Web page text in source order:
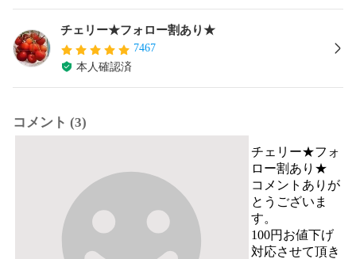
チェリー★フォロー割あり★
7467
本人確認済
コメント (3)
チェリー★フォ
ロー割あり★
コメントありが
とうございま
す。
100円お値下げ
対応させて頂き